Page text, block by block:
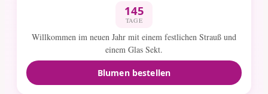
145
TAGE
Willkommen im neuen Jahr mit einem festlichen Strauß und
einem Glas Sekt.
Blumen bestellen